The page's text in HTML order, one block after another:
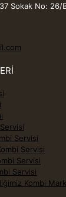
Sokak No: 26/
Servisi
Servisi
Servisi
Servisi
Kombi